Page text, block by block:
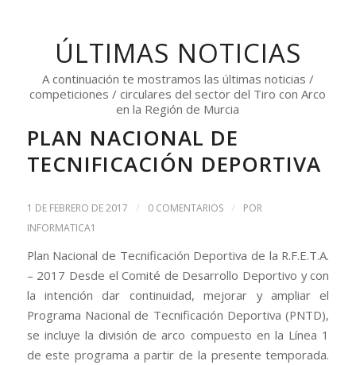
ÚLTIMAS NOTICIAS
A continuación te mostramos las últimas noticias /
competiciones / circulares del sector del Tiro con Arco
en la Región de Murcia
PLAN NACIONAL DE
TECNIFICACIÓN DEPORTIVA
1 DE FEBRERO DE 2017 / 0 COMENTARIOS /
POR
INFORMATICA1
Plan Nacional de Tecnificación Deportiva de la R.F.E.T.A.
– 2017 Desde el Comité de Desarrollo Deportivo y con
la intención dar continuidad, mejorar y ampliar el
Programa Nacional de Tecnificación Deportiva (PNTD),
se incluye la división de arco compuesto en la Línea 1
de este programa a partir de la presente temporada.